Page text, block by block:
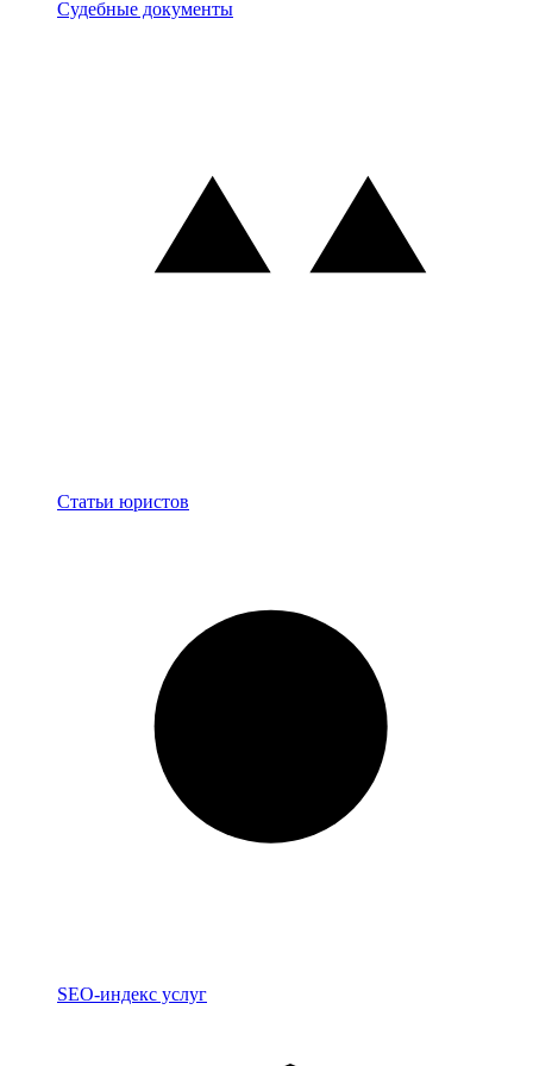
Документы
Судебные документы
Блог
Статьи юристов
Индекс
SEO-индекс услуг